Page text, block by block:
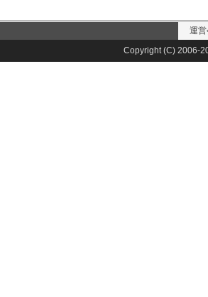
運
Copyright (C) 2006-